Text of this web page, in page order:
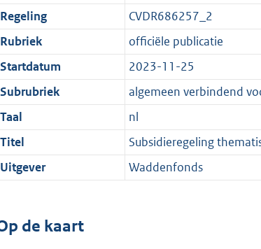
Regeling
CVDR686257_2
Rubriek
officiële publicatie
Startdatum
2023-11-25
Subrubriek
algemeen verbindend
Taal
nl
Titel
Subsidieregeling
Uitgever
Waddenfonds
de kaart